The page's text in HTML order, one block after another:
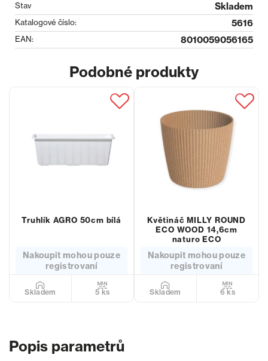
Stav Skladem
Katalogové číslo: 5616
EAN: 8010059056165
Podobné produkty
Truhlík AGRO 50cm bílá
Nakoupit mohou pouze
registrovaní
Skladem 5 ks
Květináč MILLY ROUND
ECO WOOD 14,6cm
naturo ECO
Nakoupit mohou pouze
registrovaní
Skladem 6 ks
Popis parametrů